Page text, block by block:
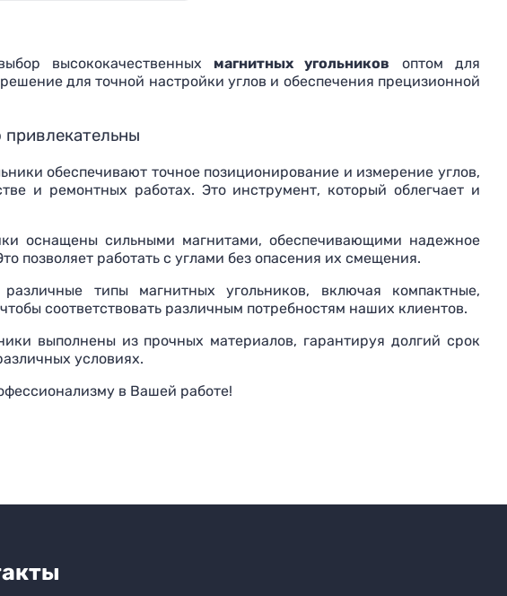
высококачественных магнитных угольников оптом для
для точной настройки углов и обеспечения прецизионной
обеспечивают точное позиционирование и измерение углов,
и ремонтных работах. Это инструмент, который облегчает и
оснащены сильными магнитами, обеспечивающими надежное
позволяет работать с углами без опасения их смещения.
типы магнитных угольников, включая компактные,
соответствовать различным потребностям наших клиентов.
выполнены из прочных материалов, гарантируя долгий срок
условиях.
в Вашей работе!